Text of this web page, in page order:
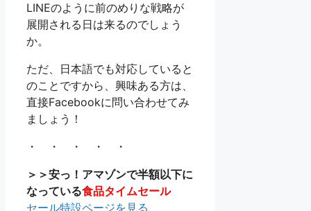
LINEのように前のめりな戦略が
展開される日は来るのでしょう
か。
ただ、日本語でも対応していると
のことですから、興味ある方は、
直接Facebookに問い合わせてみ
ましょう！
・ ・ ・ ・ ・
＞＞安っ！アマゾンで半額以下に
なっている食品タイムセール
セール特設ページを見る